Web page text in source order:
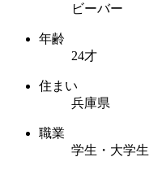
ビーバー
年齢
24才
住まい
兵庫県
職業
学生・大学生